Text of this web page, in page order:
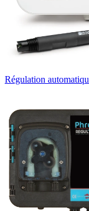
Régulation